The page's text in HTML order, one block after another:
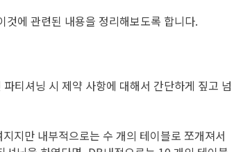
에 관련된 내용을 정리해보도록 합니다.
티셔닝 시 제약 사항에 대해서 간단하게 짚고 넘
지만 내부적으로는 수 개의 테이블로 쪼개져서